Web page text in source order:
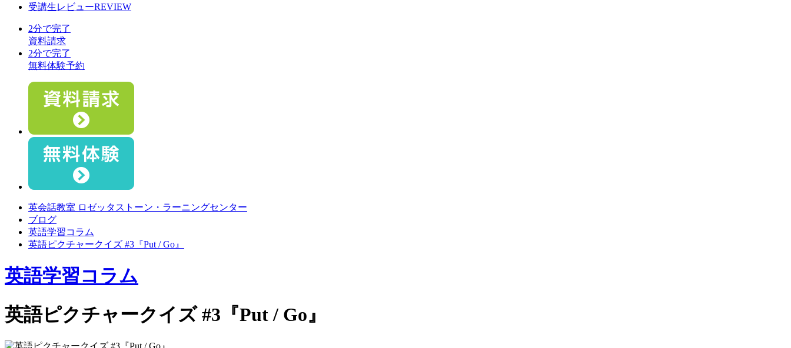
受講生レビューREVIEW
2分で完了
資料請求
2分で完了
無料体験予約
英会話教室 ロゼッタストーン・ラーニングセンター
ブログ
英語学習コラム
英語ピクチャークイズ #3『Put / Go』
英語学習コラム
英語ピクチャークイズ #3『Put / Go』